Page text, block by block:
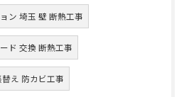
ン 埼玉 壁 断熱工事
ド 交換 断熱工事
え 防カビ工事